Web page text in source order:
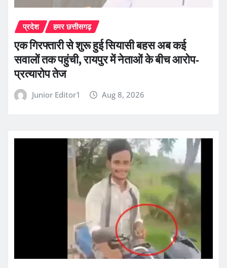
प्रदेश हमर छत्तीसगढ़
एक गिरफ्तारी से शुरू हुई सियासी बहस अब कई
सवालों तक पहुंची, रायपुर में नेताओं के बीच आरोप-
प्रत्यारोप तेज
Junior Editor1 Aug 8, 2026